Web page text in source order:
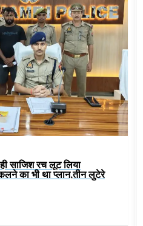
साजिश रच लूट लिया
का भी था प्लान,तीन लुटेरे